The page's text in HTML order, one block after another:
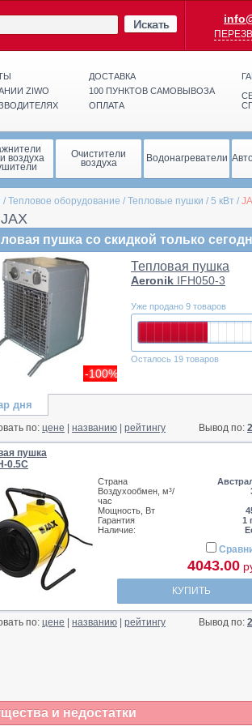
Искать
ZIWO
ДОСТАВКА
100 ПУНКТОВ САМОВЫВОЗА
ОПЛАТА
воздуха Очистители
воздуха Водонагреватели
/ Тепловое оборудование / Тепловые пушки / 5 кВт /
пушка со скидкой только
-100%
Тепловая пушка
Aeronik IFH050-3
Уже продано 9 товаров
Осталось 19 товаров
дня
по: цене названию рейтингу Вывод по:
пушка
0.5С
Страна
Воздухообмен, м³/
час
Мощность, Вт
Гарантия
1
Наличие:
4043.00
КУПИТЬ
по: цене названию рейтингу Вывод по:
и недостатки